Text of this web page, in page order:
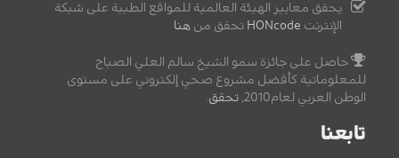
يحقق معايير الهيئة العالمية للمواقع الطبية على شبكة
الإنترنت HONcode تحقق من هنا
حاصل على جائزة سمو الشيخ سالم العلي الصباح
للمعلوماتية كأفضل مشروع صحي إلكتروني على مستوى
الوطن العربي لعام2010,
تحقق
تابعنا